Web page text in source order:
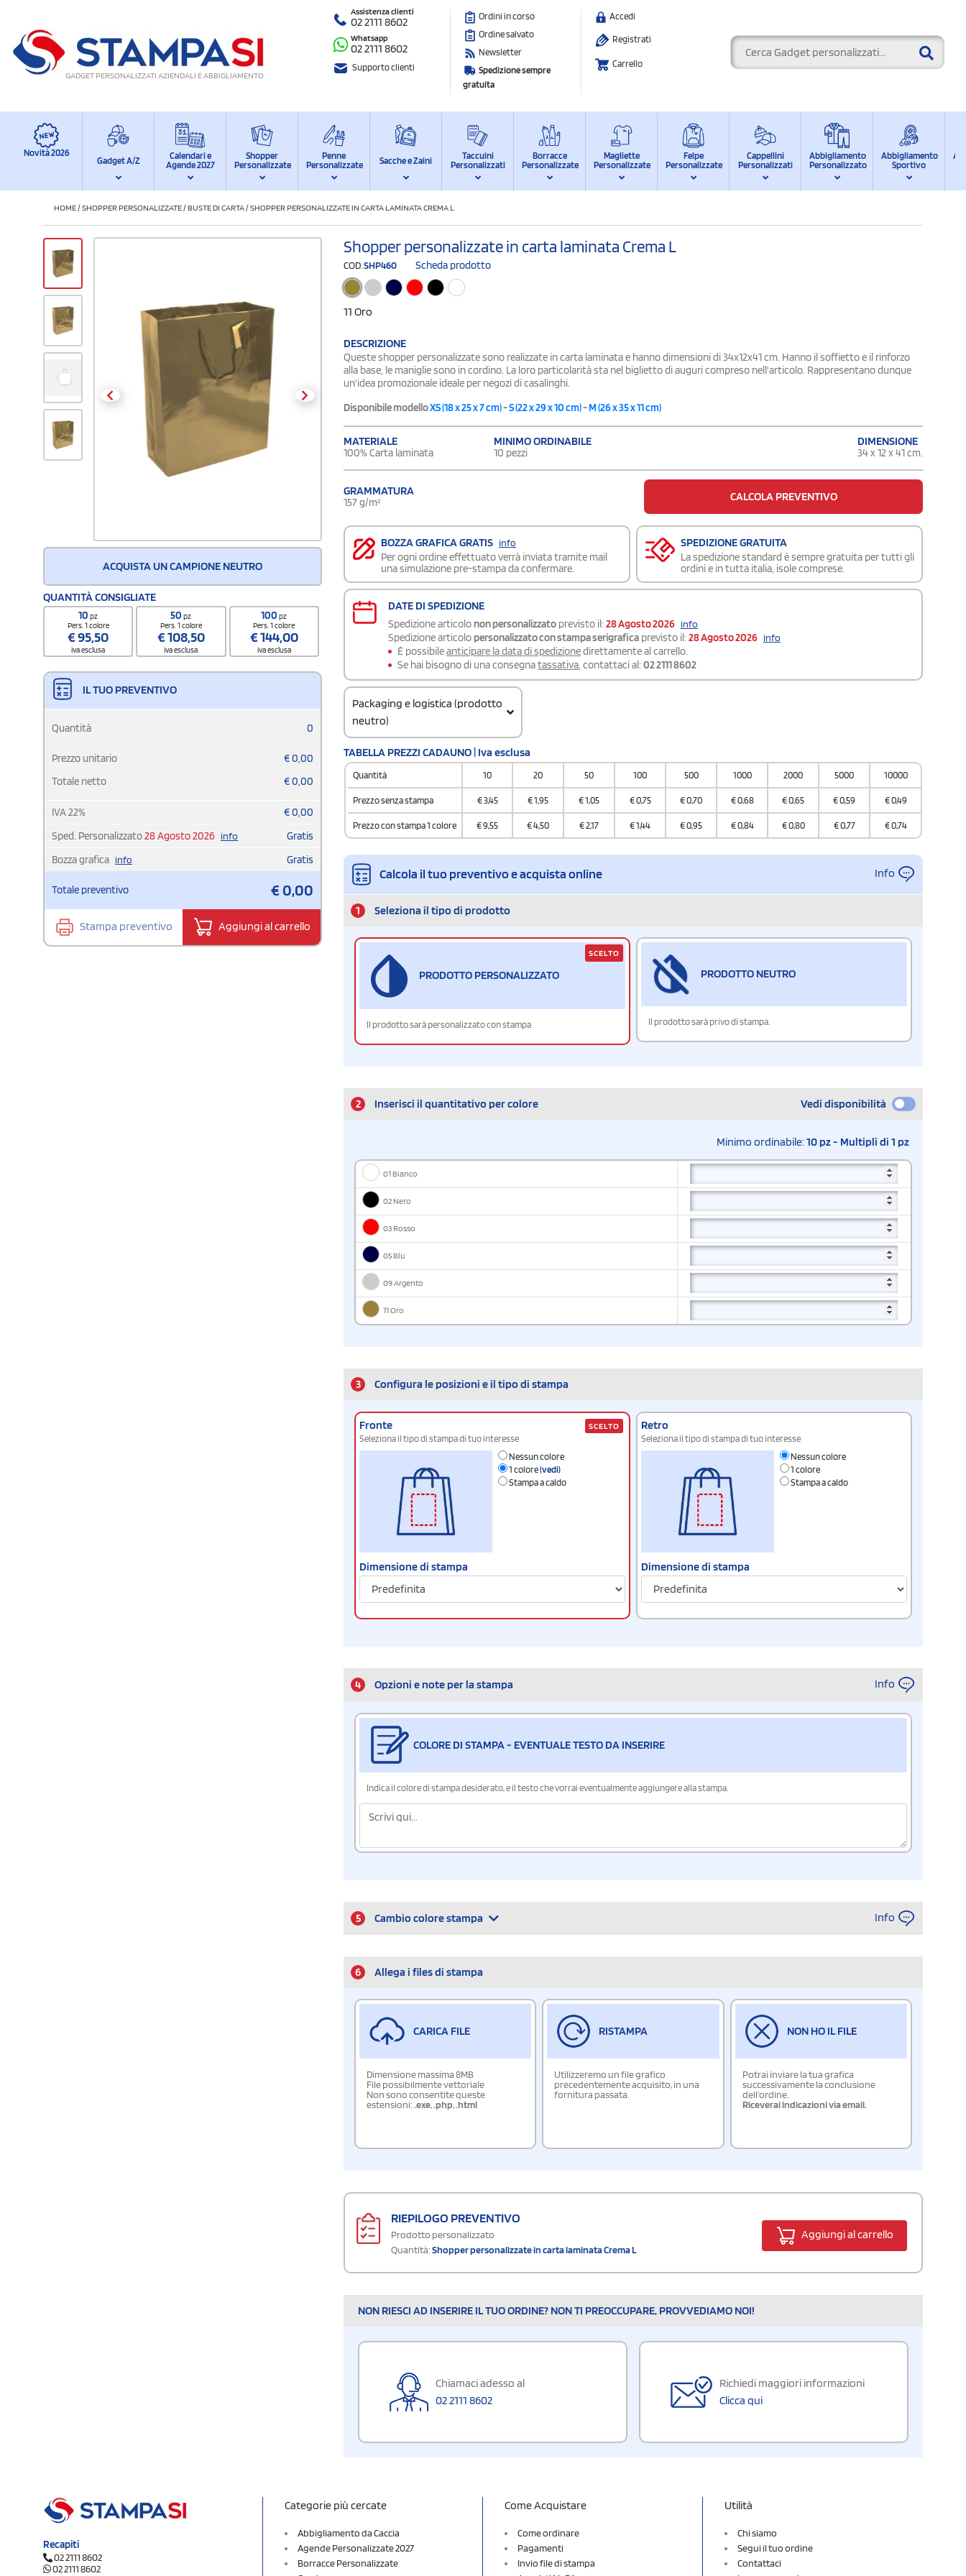
GADGET PERSONALIZZATI AZIENDALI E ABBIGLIAMENTO
Assistenza clienti
02 2111 8602
Whatsapp
02 2111 8602
Supporto clienti
Ordini in corso
Ordine salvato
Newsletter
Spedizione sempre
gratuita
Accedi
Registrati
Carrello
Novità 2026
Gadget A/Z
Calendari e
Agende 2027
Shopper
Personalizzate
Penne
Personalizzate
Sacche e Zaini
Taccuini
Personalizzati
Borracce
Personalizzate
Magliette
Personalizzate
Felpe
Personalizzate
Cappellini
Personalizzati
Abbigliamento
Personalizzato
Abbigliamento
Sportivo
HOME/SHOPPER PERSONALIZZATE/BUSTE DI CARTA/SHOPPER PERSONALIZZATE IN CARTA LAMINATA CREMA L
ACQUISTA UN CAMPIONE NEUTRO
QUANTITÀ CONSIGLIATE
10pz
Pers. 1 colore
€95,50
iva esclusa
50pz
Pers. 1 colore
€108,50
iva esclusa
100pz
Pers. 1 colore
€144,00
iva esclusa
IL TUO PREVENTIVO
Quantità 0
Prezzo unitario €0,00
Totale netto
€0,00
IVA22% €0,00
Sped. Personalizzato28 Agosto 2026 info
Gratis
Bozza grafica info Gratis
Totale preventivo €0,00
Stampa preventivo Aggiungi al carrello
Shopper personalizzate in carta laminata Crema L
COD. SHP460 Scheda prodotto
11 Oro
DESCRIZIONE
Queste shopper personalizzate sono realizzate in carta laminata e hanno dimensioni di 34x12x41 cm. Hanno il soffietto e il rinforzo
alla base, le maniglie sono in cordino. La loro particolarità sta nel biglietto di auguri compreso nell'articolo. Rappresentano dunque
un'idea promozionale ideale per negozi di casalinghi.
Disponibile modelloXS (18 x 25 x 7 cm)-S (22 x 29 x 10 cm)-M (26 x 35 x 11 cm)
MATERIALE
100% Carta laminata
MINIMO ORDINABILE
10 pezzi
DIMENSIONE
34 x 12 x 41 cm.
GRAMMATURA
157 g/m² CALCOLA PREVENTIVO
BOZZA GRAFICA GRATIS info
Per ogni ordine effettuato verrà inviata tramite mail
una simulazione pre-stampa da confermare.
SPEDIZIONE GRATUITA
La spedizione standard è sempre gratuita per tutti gli
ordini e in tutta italia, isole comprese.
DATE DI SPEDIZIONE
Spedizione articolo non personalizzato previsto il: 28 Agosto 2026 info
Spedizione articolo personalizzato con stampa serigrafica previsto il: 28 Agosto 2026 info
É possibileanticipare la data di spedizionedirettamente al carrello.
Se hai bisogno di una consegnatassativa , contattaci al: 02 2111 8602
Packaging e logistica (prodotto
neutro)
420299009000000
Quantità per confezione
25
Quantità per scatola
100
TABELLA PREZZI CADAUNO | Iva esclusa
Quantità 10 20 50 100 500 1000 2000 5000 10000
Prezzo senza stampa €3,45 €1,95 €1,05 €0,75 €0,70 €0,68 €0,65 €0,59 €0,49
Prezzo con stampa 1 colore €9,55 €4,50 €2,17 €1,44 €0,95 €0,84 €0,80 €0,77 €0,74
Calcola il tuo preventivo e acquista online Info
1 Seleziona il tipo di prodotto
PRODOTTO PERSONALIZZATO
Il prodotto sarà personalizzato con stampa
SCELTO
PRODOTTO NEUTRO
Il prodotto sarà privo di stampa.
2 Inserisci il quantitativo per colore Vedi disponibilità
Minimo ordinabile:10 pz - Multipli di 1 pz
01 Bianco
02 Nero
03 Rosso
05 Blu
09 Argento
11 Oro
3 Configura le posizioni e il tipo di stampa
Fronte
Seleziona il tipo di stampa di tuo interesse
Nessun colore
1 colore(vedi)
Stampa a caldo
Dimensione di stampa
SCELTO Retro
Seleziona il tipo di stampa di tuo interesse
Nessun colore
1 colore
Stampa a caldo
Dimensione di stampa
4 Opzioni e note per la stampa Info
COLORE DI STAMPA - EVENTUALE TESTO DA INSERIRE
Indica il colore di stampa desiderato, e il testo che vorrai eventualmente aggiungere alla stampa.
5 Cambio colore stampa Info
6 Allega i files di stampa
CARICA FILE
Dimensione massima 8MB
File possibilmente vettoriale
Non sono consentite queste
estensioni:.exe,.php,.html
RISTAMPA
Utilizzeremo un file grafico
precedentemente acquisito, in una
fornitura passata.
NON HO IL FILE
Potrai inviare la tua grafica
successivamente la conclusione
dell'ordine.
Riceverai indicazioni via email.
RIEPILOGO PREVENTIVO
Prodotto personalizzato
Quantità:Shopper personalizzate in carta laminata Crema L
Aggiungi al carrello
NON RIESCI AD INSERIRE IL TUO ORDINE? NON TI PREOCCUPARE, PROVVEDIAMO NOI!
Chiamaci adesso al
02 2111 8602
Richiedi maggiori informazioni
Clicca qui
Recapiti
02 2111 8602
02 2111 8602
Categorie più cercate
Abbigliamento da Caccia
Agende Personalizzate 2027
Borracce Personalizzate
Come Acquistare
Come ordinare
Pagamenti
Invio file di stampa
Utilità
Chi siamo
Segui il tuo ordine
Contattaci